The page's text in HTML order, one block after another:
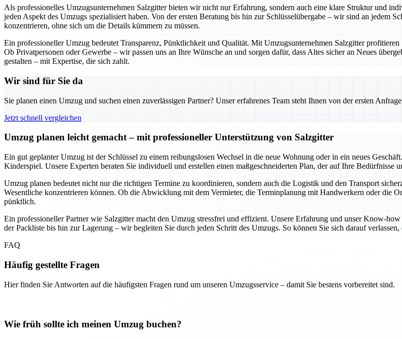
Als professionelles Umzugsunternehmen Salzgitter bieten wir nicht nur Erfahrung, sondern auch eine klare Struktur und
jeden Aspekt des Umzugs spezialisiert haben. Von der ersten Beratung bis hin zur Schlüsselübergabe – wir sind an jedem
konzentrieren, ohne sich um die Details kümmern zu müssen.
Ein professioneller Umzug bedeutet Transparenz, Pünktlichkeit und Qualität. Mit Umzugsunternehmen Salzgitter
Ob Privatpersonen oder Gewerbe – wir passen uns an Ihre Wünsche an und sorgen dafür, dass Altes sicher an Neues
gestalten – mit Expertise, die sich zahlt.
Wir sind für Sie da
Sie planen einen Umzug und suchen einen zuverlässigen Partner? Unser erfahrenes Team steht Ihnen von der ersten
Jetzt schnell vergleichen
Umzug planen leicht gemacht – mit professioneller Unterstützung von Salzgitter
Ein gut geplanter Umzug ist der Schlüssel zu einem reibungslosen Wechsel in die neue Wohnung oder in ein neues
Kinderspiel. Unsere Experten beraten Sie individuell und erstellen einen maßgeschneiderten Plan, der auf Ihre
Umzug planen bedeutet nicht nur die richtigen Termine zu koordinieren, sondern auch die Logistik und den Transport
Wesentliche konzentrieren können. Ob die Abwicklung mit dem Vermieter, die Terminplanung mit Handwerkern oder die
pünktlich.
Ein professioneller Partner wie Salzgitter macht den Umzug stressfrei und effizient. Unsere Erfahrung und unser Know-
der Packliste bis hin zur Lagerung – wir begleiten Sie durch jeden Schritt des Umzugs. So können Sie sich darauf
FAQ
Häufig gestellte Fragen
Hier finden Sie Antworten auf die häufigsten Fragen rund um unseren Umzugsservice – damit Sie bestens vorbereitet sind.
Wie früh sollte ich meinen Umzug buchen?